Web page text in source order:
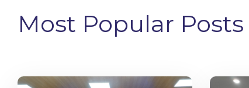
Most Popular Posts